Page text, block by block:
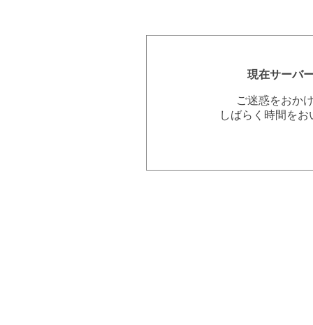
現在サーバ
ご迷惑をおか
しばらく時間を